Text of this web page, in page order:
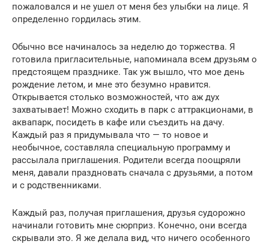
пожаловался и не ушел от меня без улыбки на лице. Я
определенно гордилась этим.
Обычно все начиналось за неделю до торжества. Я
готовила пригласительные, напоминала всем друзьям о
предстоящем празднике. Так уж вышло, что мое день
рождение летом, и мне это безумно нравится.
Открывается столько возможностей, что аж дух
захватывает! Можно сходить в парк с аттракционами, в
аквапарк, посидеть в кафе или съездить на дачу.
Каждый раз я придумывала что — то новое и
необычное, составляла специальную программу и
рассылала приглашения. Родители всегда поощряли
меня, давали праздновать сначала с друзьями, а потом
и с родственниками.
Каждый раз, получая приглашения, друзья судорожно
начинали готовить мне сюрприз. Конечно, они всегда
скрывали это. Я же делала вид, что ничего особенного